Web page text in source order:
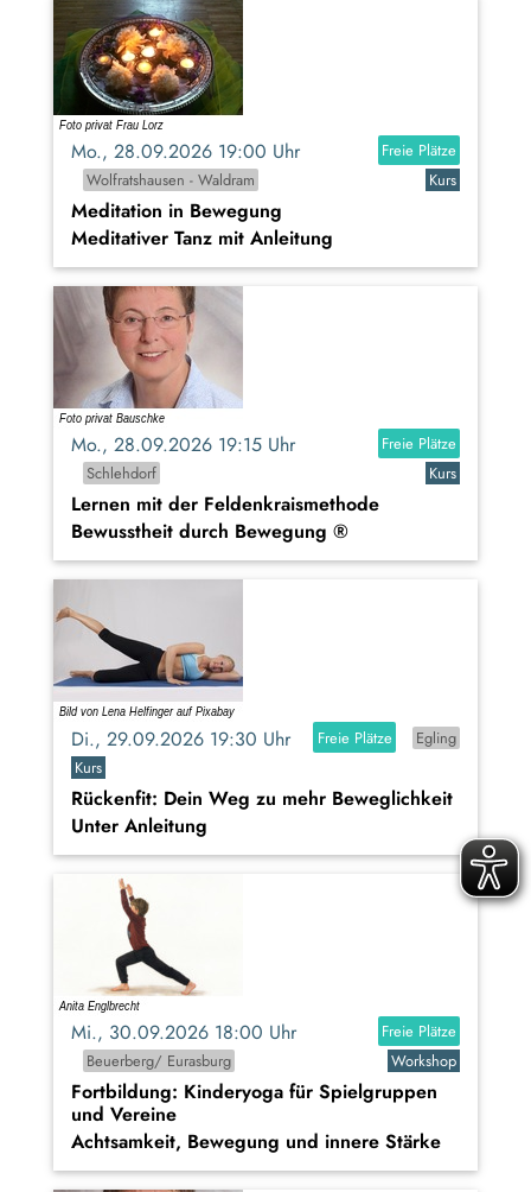
Mo., 28.09.2026 19:00 Uhr
Freie Plätze
Wolfratshausen - Waldram
Kurs
Meditation in Bewegung
Meditativer Tanz mit Anleitung
Mo., 28.09.2026 19:15 Uhr
Freie Plätze
Schlehdorf
Kurs
Lernen mit der Feldenkraismethode
Bewusstheit durch Bewegung ®
Di., 29.09.2026 19:30 Uhr Freie Plätze
Egling
Kurs
Rückenfit: Dein Weg zu mehr Beweglichkeit
Unter Anleitung
Mi., 30.09.2026 18:00 Uhr
Freie Plätze
Beuerberg/ Eurasburg
Workshop
Fortbildung: Kinderyoga für Spielgruppen
und Vereine
Achtsamkeit, Bewegung und innere Stärke